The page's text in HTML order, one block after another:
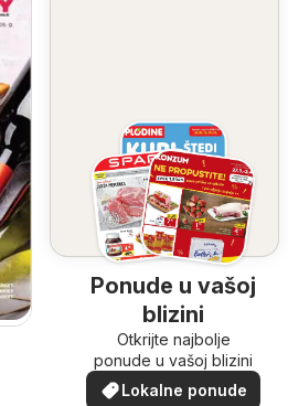
Ponude u vašoj
blizini
Otkrijte najbolje
ponude u vašoj blizini
Lokalne ponude